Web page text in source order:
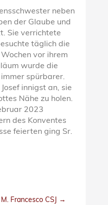
neben
der Glaube und
Sie verrichtete
täglich die
vor ihrem
wurde die
spürbarer.
innigst an, sie
Nähe zu holen.
2023
des Konventes
feierten ging Sr.
Francesco CSJ →